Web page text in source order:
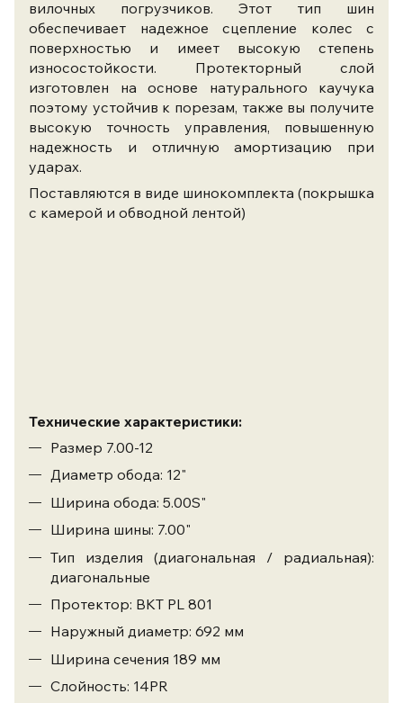
вилочных погрузчиков. Этот тип шин
обеспечивает надежное сцепление колес с
поверхностью и имеет высокую степень
износостойкости. Протекторный слой
изготовлен на основе натурального каучука
поэтому устойчив к порезам, также вы получите
высокую точность управления, повышенную
надежность и отличную амортизацию при
ударах.
Поставляются в виде шинокомплекта (покрышка
с камерой и обводной лентой)
Технические характеристики:
Размер 7.00-12
Диаметр обода: 12"
Ширина обода: 5.00S"
Ширина шины: 7.00"
Тип изделия (диагональная / радиальная):
диагональные
Протектор: BKT PL 801
Наружный диаметр: 692 мм
Ширина сечения 189 мм
Слойность: 14PR